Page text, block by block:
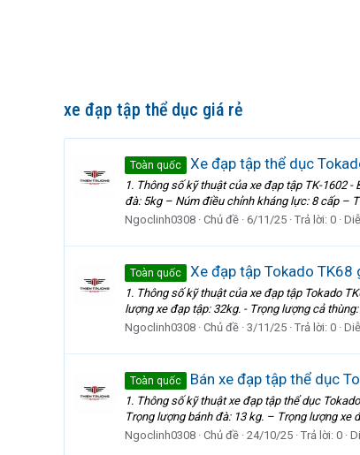
xe đạp tập thể dục giá rẻ
Toàn quốc Xe đạp tập thể dục
1. Thông số kỹ thuật của xe đạp tập TK-1602
đà: 5kg – Núm điều chỉnh kháng lực: 8 cấp –
Ngoclinh0308 Chủ đề 6/11/25 Trả lời: 0
Toàn quốc Xe đạp tập Tokado
1. Thông số kỹ thuật của xe đạp tập Tokado
lượng xe đạp tập: 32kg. - Trọng lượng cả
Ngoclinh0308 Chủ đề 3/11/25 Trả lời: 0
Toàn quốc Bán xe đạp tập thể dục
1. Thông số kỹ thuật xe đạp tập thể dục
Trọng lượng bánh đà: 13 kg. – Trọng lượng xe
Ngoclinh0308 Chủ đề 24/10/25 Trả lời: 0